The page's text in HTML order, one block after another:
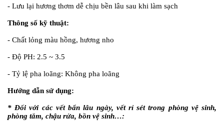
- Lưu lại hương thơm dễ chịu bền lâu sau khi làm sạch
Thông số kỹ thuật:
- Chất lỏng màu hồng, hương nho
- Độ PH: 2.5 ~ 3.5
- Tỷ lệ pha loãng: Không pha loãng
Hướng dẫn sử dụng:
* Đối với các vết bẩn lâu ngày, vết rỉ sét trong phòng vệ sinh,
phòng tắm, chậu rửa, bồn vệ sinh…: